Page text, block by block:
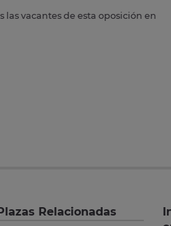
vacantes de esta oposición en
Relacionadas